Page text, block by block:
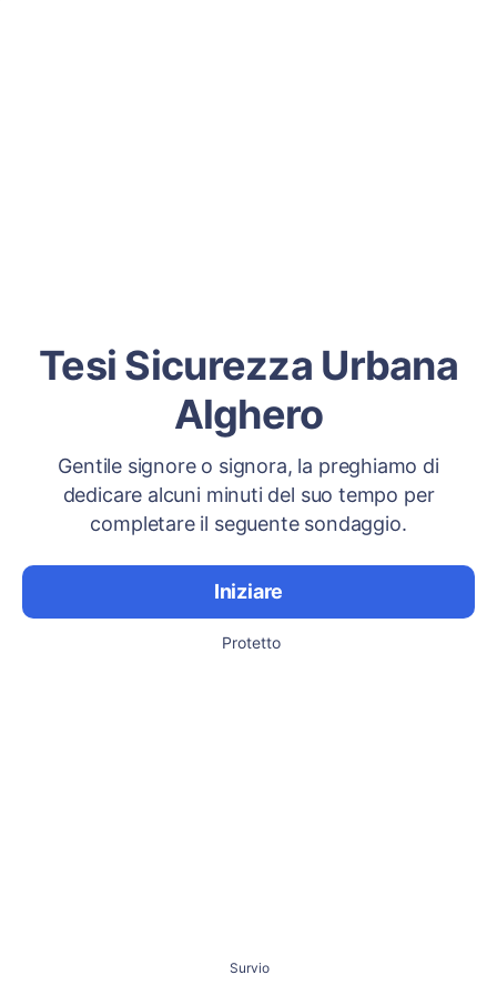
Tesi Sicurezza Urbana
Alghero
Gentile signore o signora, la preghiamo di
dedicare alcuni minuti del suo tempo per
completare il seguente sondaggio.
Iniziare
Protetto
Survio